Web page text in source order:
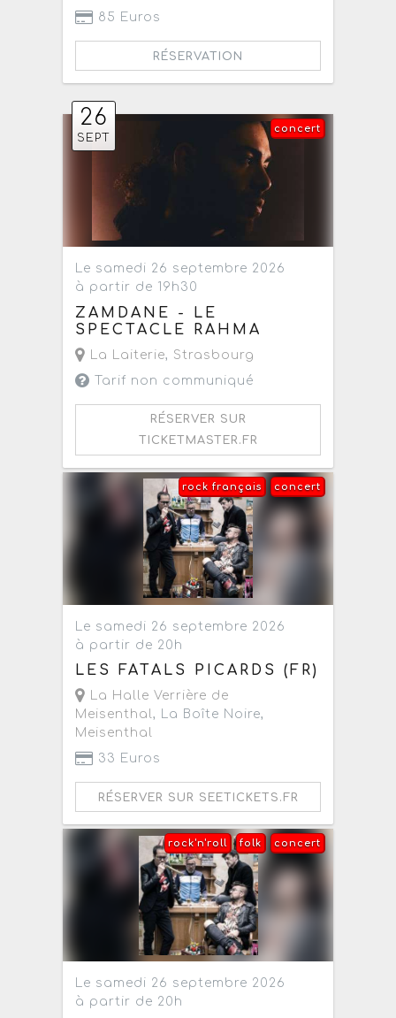
85 Euros
RÉSERVATION
26
SEPT
concert
Le samedi 26 septembre 2026
à partir de 19h30
ZAMDANE - LE
SPECTACLE RAHMA
La Laiterie, Strasbourg
Tarif non communiqué
RÉSERVER SUR
TICKETMASTER.FR
concert
rock français
Le samedi 26 septembre 2026
à partir de 20h
LES FATALS PICARDS (FR)
La Halle Verrière de
Meisenthal, La Boîte Noire,
Meisenthal
33 Euros
RÉSERVER SUR SEETICKETS.FR
concert
folk
rock'n'roll
Le samedi 26 septembre 2026
à partir de 20h